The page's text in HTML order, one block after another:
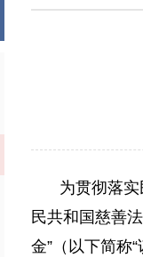
为贯彻落
民共和国慈善
金”（以下简称